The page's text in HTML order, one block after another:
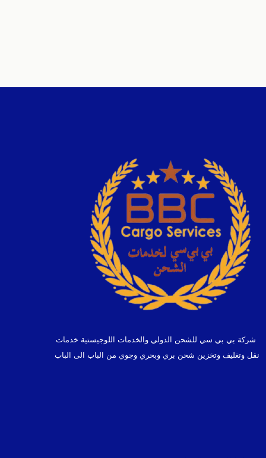
شركة بي بي سي للشحن الدولي والخدمات اللوجيستية خدمات
نقل وتغليف وتخزين شحن بري وبحري وجوي من الباب الى الباب